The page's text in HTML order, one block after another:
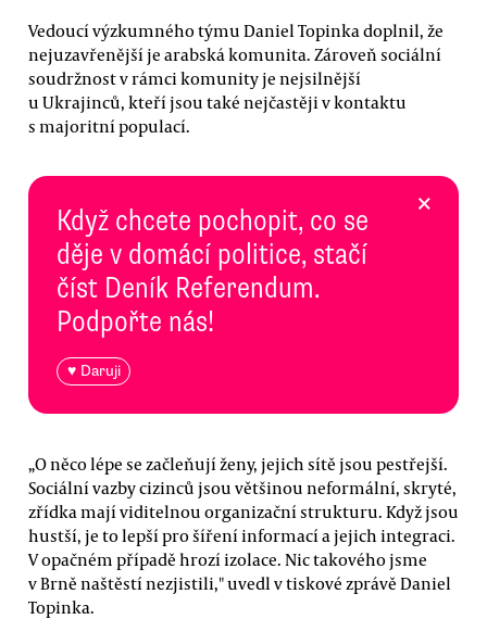
Vedoucí výzkumného týmu Daniel Topinka doplnil, že
nejuzavřenější je arabská komunita. Zároveň sociální
soudržnost v rámci komunity je nejsilnější
u Ukrajinců, kteří jsou také nejčastěji v kontaktu
s majoritní populací.
Když chcete pochopit, co se
děje v domácí politice, stačí
číst Deník Referendum.
Podpořte nás!
♥ Daruji
×
„O něco lépe se začleňují ženy, jejich sítě jsou pestřejší.
Sociální vazby cizinců jsou většinou neformální, skryté,
zřídka mají viditelnou organizační strukturu. Když jsou
hustší, je to lepší pro šíření informací a jejich integraci.
V opačném případě hrozí izolace. Nic takového jsme
v Brně naštěstí nezjistili," uvedl v tiskové zprávě Daniel
Topinka.